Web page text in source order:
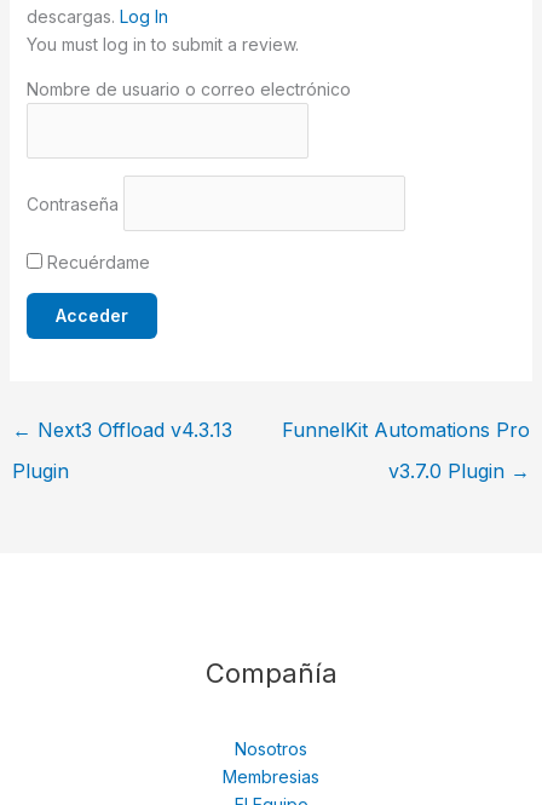
descargas. Log In
You must log in to submit a review.
Nombre de usuario o correo electrónico
Contraseña
Recuérdame
← Next3 Offload v4.3.13
Plugin
FunnelKit Automations Pro
v3.7.0 Plugin →
Compañía
Nosotros
Membresias